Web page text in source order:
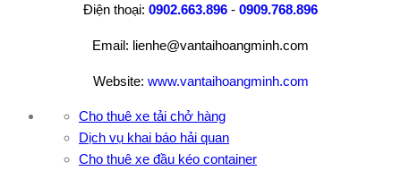
Điện thoại: 0902.663.896 - 0909.768.896
Email: lienhe@vantaihoangminh.com
Website: www.vantaihoangminh.com
Cho thuê xe tải chở hàng
Dịch vụ khai báo hải quan
Cho thuê xe đầu kéo container